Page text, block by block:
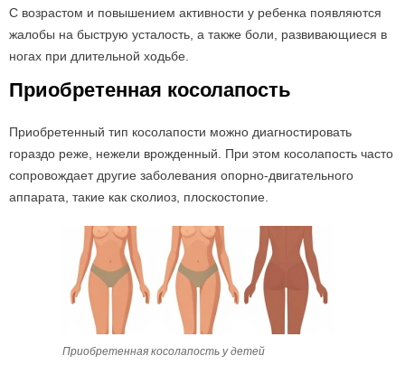
С возрастом и повышением активности у ребенка появляются
жалобы на быструю усталость, а также боли, развивающиеся в
ногах при длительной ходьбе.
Приобретенная косолапость
Приобретенный тип косолапости можно диагностировать
гораздо реже, нежели врожденный. При этом косолапость часто
сопровождает другие заболевания опорно-двигательного
аппарата, такие как сколиоз, плоскостопие.
Приобретенная косолапость у детей